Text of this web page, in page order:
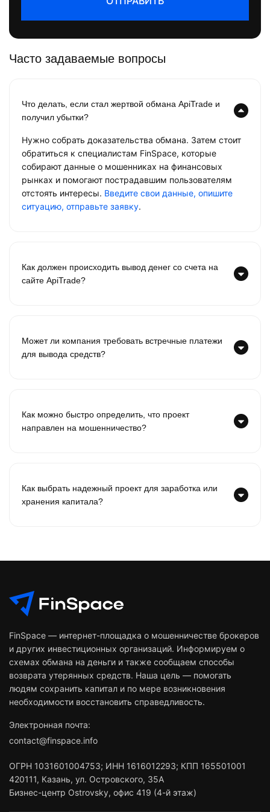
Часто задаваемые вопросы
Что делать, если стал жертвой обмана ApiTrade и
получил убытки?
Нужно собрать доказательства обмана. Затем стоит
обратиться к специалистам FinSpace, которые
собирают данные о мошенниках на финансовых
рынках и помогают пострадавшим пользователям
отстоять интересы. Введите свои данные, опишите
ситуацию, отправьте заявку.
Как должен происходить вывод денег со счета на
сайте ApiTrade?
Может ли компания требовать встречные платежи
для вывода средств?
Как можно быстро определить, что проект
направлен на мошенничество?
Как выбрать надежный проект для заработка или
хранения капитала?
FinSpace — интернет-площадка о мошенничестве брокеров
и других инвестиционных организаций. Информируем о
схемах обмана на деньги и также сообщаем способы
возврата утерянных средств. Наша цель — помогать
людям сохранить капитал и по мере возникновения
необходимости восстановить справедливость.
Электронная почта:
contact@finspace.info
ОГРН 1031601004753; ИНН 1616012293; КПП 165501001
420111, Казань, ул. Островского, 35А
Бизнес-центр Ostrovsky, офис 419 (4-й этаж)